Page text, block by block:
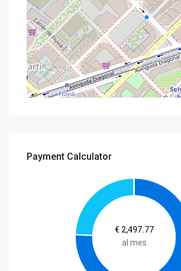
Payment Calculator
€ 2,497.77
al mes